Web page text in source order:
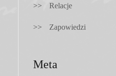
Relacje
Zapowiedzi
Meta